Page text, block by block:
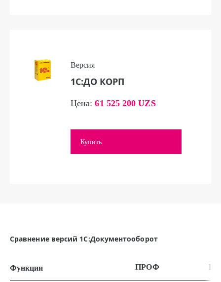
Версия
1С:ДО КОРП
Цена:61 525 200 UZS
Купить
Сравнение версий 1С:Документооборот
Функции ПРОФ